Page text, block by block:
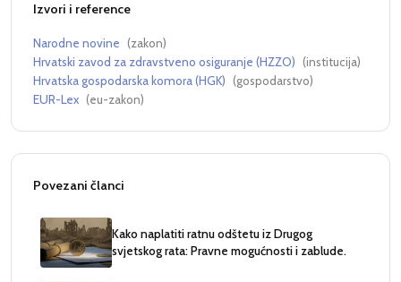
Izvori i reference
Narodne novine (zakon)
Hrvatski zavod za zdravstveno osiguranje (HZZO) (institucija)
Hrvatska gospodarska komora (HGK) (gospodarstvo)
EUR-Lex (eu-zakon)
Povezani članci
Kako naplatiti ratnu odštetu iz Drugog
svjetskog rata: Pravne mogućnosti i zablude.